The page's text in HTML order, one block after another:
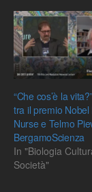
“Che cos’è la
tra il premio Nobel
Nurse e Telmo
BergamoScienza
In "Biologia
Società"